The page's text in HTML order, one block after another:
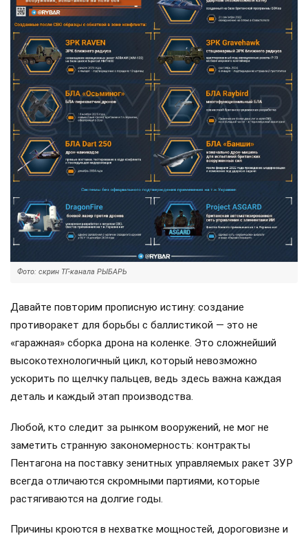
Фото: скрин ТГ-канала РЫБАРЬ
Давайте повторим прописную истину: создание
противоракет для борьбы с баллистикой — это не
«гаражная» сборка дрона на коленке. Это сложнейший
высокотехнологичный цикл, который невозможно
ускорить по щелчку пальцев, ведь здесь важна каждая
деталь и каждый этап производства.
Любой, кто следит за рынком вооружений, не мог не
заметить странную закономерность: контракты
Пентагона на поставку зенитных управляемых ракет ЗУР
всегда отличаются скромными партиями, которые
растягиваются на долгие годы.
Причины кроются в нехватке мощностей, дороговизне и